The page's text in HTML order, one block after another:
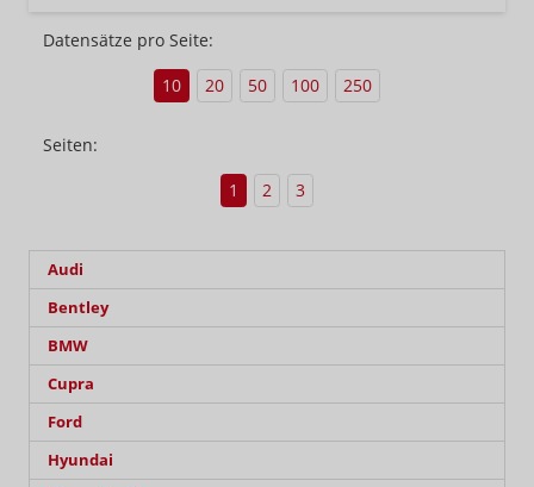
Datensätze pro Seite:
10
20 50 100 250
Seiten:
1
2 3
Audi
Bentley
BMW
Cupra
Ford
Hyundai